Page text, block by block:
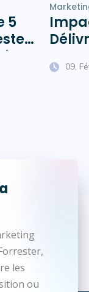
5
09,
les
ou